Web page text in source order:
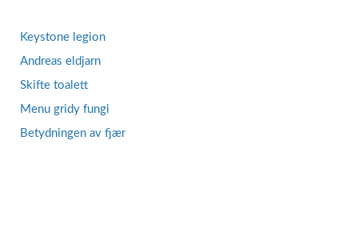
Keystone legion
Andreas eldjarn
Skifte toalett
Menu gridy fungi
Betydningen av fjær